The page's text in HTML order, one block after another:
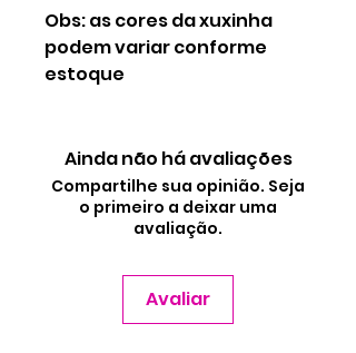
Obs: as cores da xuxinha
podem variar conforme
estoque
Ainda não há avaliações
Compartilhe sua opinião. Seja
o primeiro a deixar uma
avaliação.
Avaliar